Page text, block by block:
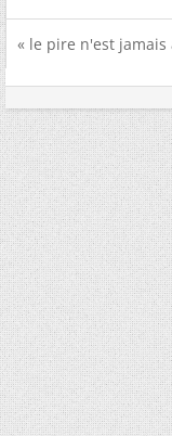
« le pire n'est